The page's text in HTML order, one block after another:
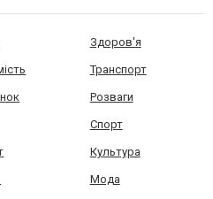
Здоров'я
Транспорт
Розваги
Спорт
Культура
Мода